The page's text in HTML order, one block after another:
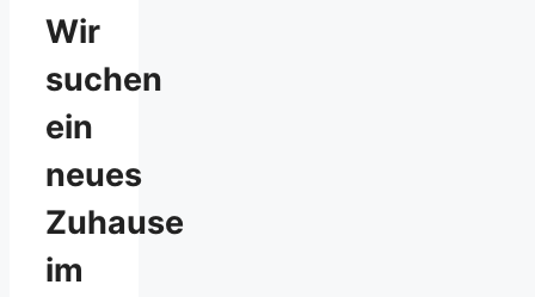
Wir
suchen
ein
neues
Zuhause
im